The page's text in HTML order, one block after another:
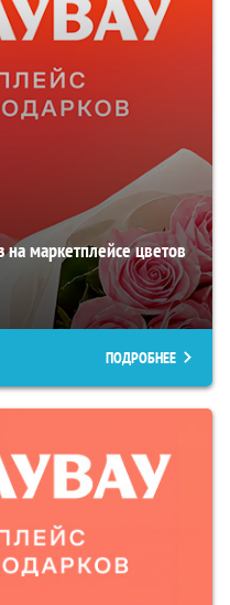
маркетплейсе цветов
ПОДРОБНЕЕ